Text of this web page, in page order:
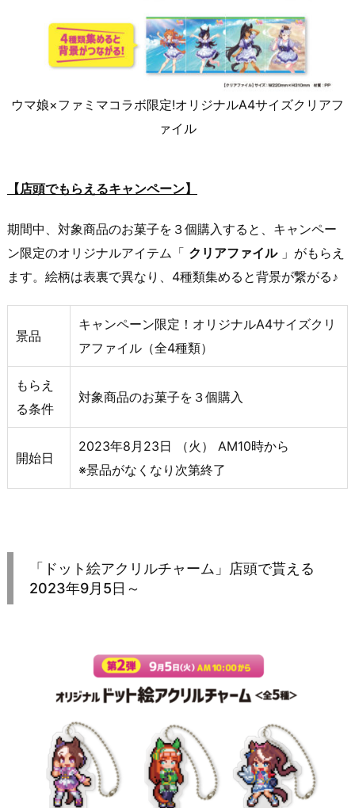
ウマ娘×ファミマコラボ限定!オリジナルA4サイズクリアフ
ァイル
【店頭でもらえるキャンペーン】
期間中、対象商品のお菓子を３個購入すると、キャンペー
ン限定のオリジナルアイテム「 クリアファイル」がもらえ
ます。絵柄は表裏で異なり、4種類集めると背景が繋がる♪
景品
キャンペーン限定！オリジナルA4サイズクリ
アファイル（全4種類）
もらえ
る条件
対象商品のお菓子を３個購入
開始日
2023年8月23日 （火） AM10時から
※景品がなくなり次第終了
「ドット絵アクリルチャーム」店頭で貰える
2023年9月5日～